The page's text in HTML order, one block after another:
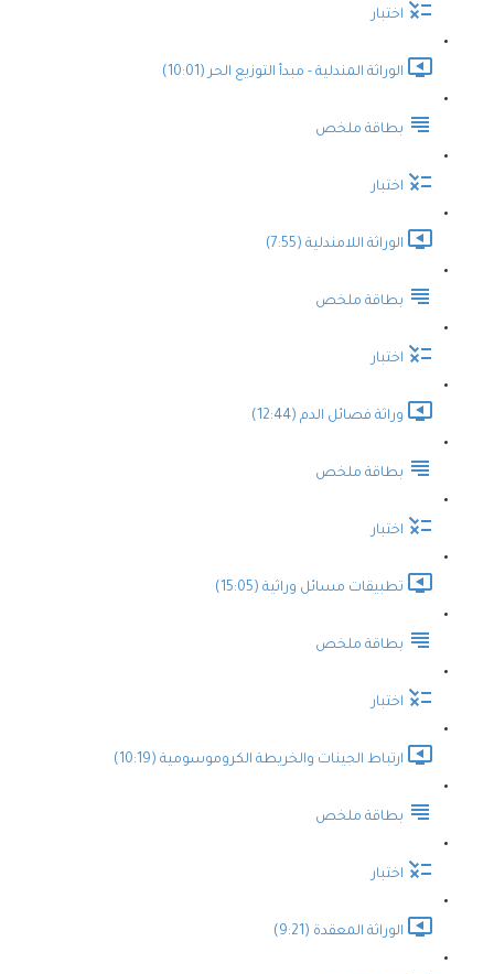
اختبار
الوراثة المندلية - مبدأ التوزيع الحر (10:01)
بطاقة ملخص
اختبار
الوراثة اللامندلية (7:55)
بطاقة ملخص
اختبار
وراثة فصائل الدم (12:44)
بطاقة ملخص
اختبار
تطبيقات مسائل وراثية (15:05)
بطاقة ملخص
اختبار
ارتباط الجينات والخريطة الكروموسومية (10:19)
بطاقة ملخص
اختبار
الوراثة المعقدة (9:21)